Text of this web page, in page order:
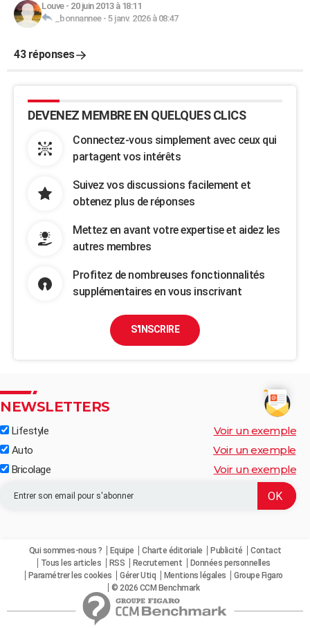
Louve- 20 juin 2013 à 18:11
_bonnannee- 5 janv. 2026 à 08:47
43 réponses
DEVENEZ MEMBRE EN QUELQUES CLICS
Connectez-vous simplement avec ceux qui
partagent vos intérêts
Suivez vos discussions facilement et
obtenez plus de réponses
Mettez en avant votre expertise et aidez les
autres membres
Profitez de nombreuses fonctionnalités
supplémentaires en vous inscrivant
S'INSCRIRE
NEWSLETTERS
Lifestyle Voir un exemple
Auto Voir un exemple
Bricolage Voir un exemple
Qui sommes-nous ? Equipe Charte éditoriale Publicité
Contact
Tous les articles
RSS Recrutement
Données personnelles
Paramétrer les cookies
Gérer Utiq Mentions légales
Groupe Figaro
© 2026 CCM Benchmark